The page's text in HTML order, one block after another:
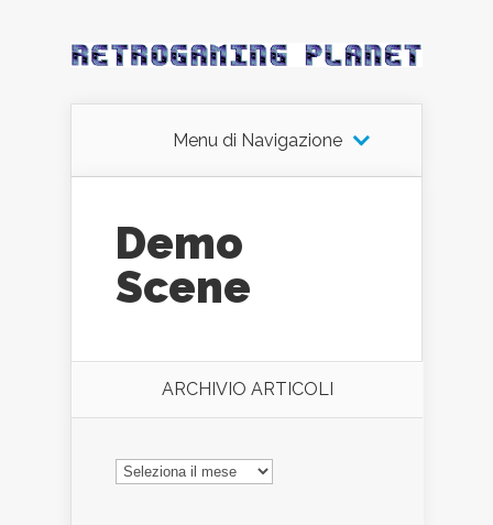
Menu di Navigazione
Demo
Scene
ARCHIVIO ARTICOLI
ARCHIVIO
ARTICOLI